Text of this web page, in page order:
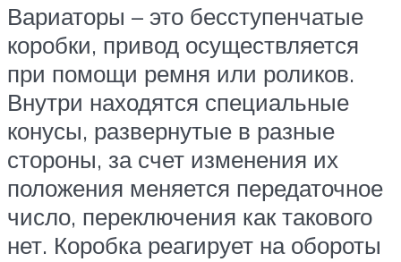
Вариаторы – это бесступенчатые
коробки, привод осуществляется
при помощи ремня или роликов.
Внутри находятся специальные
конусы, развернутые в разные
стороны, за счет изменения их
положения меняется передаточное
число, переключения как такового
нет. Коробка реагирует на обороты